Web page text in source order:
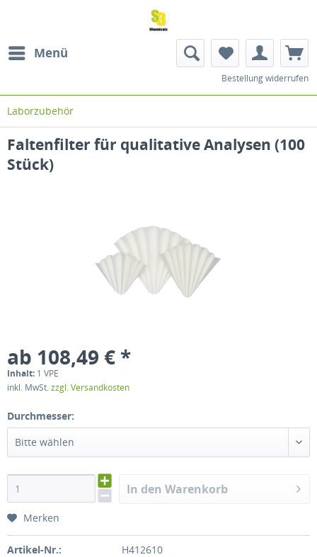
Menü
Bestellung widerrufen
Laborzubehör
Faltenfilter für qualitative Analysen (100
Stück)
ab 108,49 € *
Inhalt: 1 VPE
inkl. MwSt.zzgl. Versandkosten
Durchmesser:
Bitte wählen
In den Warenkorb
Merken
Artikel-Nr.:
H412610